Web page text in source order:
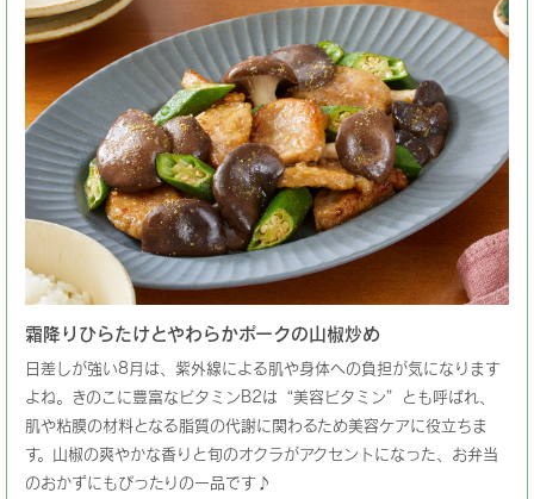
霜降りひらたけとやわらかポークの山椒炒め
日差しが強い8月は、紫外線による肌や身体への負担が気になります
よね。きのこに豊富なビタミンB2は“美容ビタミン”とも呼ばれ、
肌や粘膜の材料となる脂質の代謝に関わるため美容ケアに役立ちま
す。山椒の爽やかな香りと旬のオクラがアクセントになった、お弁当
のおかずにもぴったりの一品です♪